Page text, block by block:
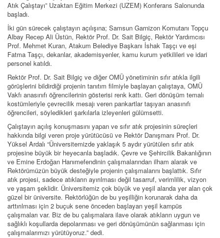
Atık Çalıştayı” Uzaktan Eğitim Merkezi (UZEM) Konferans Salonunda
başladı.
İki gün sürecek çalıştayın açılışına; Samsun Garnizon Komutanı Topçu
Albay Recep Ali Üstün, Rektör Prof. Dr. Sait Bilgiç, Rektör Yardımcısı
Prof. Mehmet Kuran, Atakum Belediye Başkanı İshak Taşçı ve eşi
Fatma Taşçı, dekanlar, akademisyenler, kamu kurum yetkilileri ve idari
personel katıldı.
Rektör Prof. Dr. Sait Bilgiç ve diğer OMÜ yönetiminin sıfır atıkla ilgili
görüşlerini bildirdiği projenin tanıtım filmiyle başlayan çalıştaya, OMÜ
Vakfı anasınıfı öğrencilerinin gösterisi renk kattı. Geri dönüşüm temalı
kostümleriyle çevrecilik mesajı veren pankartlar taşıyan anasınıfı
öğrencileri, söyledikleri şarkılarla izleyenleri gülümsetti.
Çalıştayın açılış konuşmasını yapan ve sıfır atık projesinin süreçleri
hakkında bilgi veren proje yürütücüsü ve Rektör Danışmanı Prof. Dr.
Yüksel Ardalı “Üniversitemizde yaklaşık 5 aydır yürütülen sıfır atık
projesine büyük bir heyecanla başladık. Çevre ve Şehircilik Bakanlığının
ve Emine Erdoğan Hanımefendinin çalışmalarından ilham alarak ve
Rektörümüzün büyük desteğiyle projenin çalışmalarını başlattık. Sıfır
atık projesi, sadece atıkların ayırılması değil tasarruf, verimlilik, vizyon
ve yaşam şeklidir. Üniversitemiz çok büyük ve yeşil alanda yer alan çok
güzel bir üniversite. Rektörlüğün de bu yeşilliğin korunarak daha da
arttırılması için 2 buçuk sene önceden başlayan yeşil kampüs
çalışmaları var. Biz de bu çalışmalara ilave olarak atıkların uygun ve
sağlıklı koşullarda depolanması ve geri dönüşümünün sağlanması için
çalışmalarımızı yürütüyoruz.” dedi.